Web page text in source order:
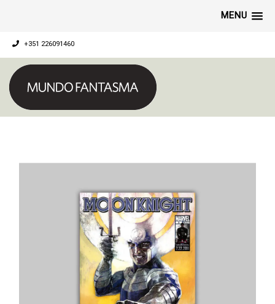
MENU
+351 226091460